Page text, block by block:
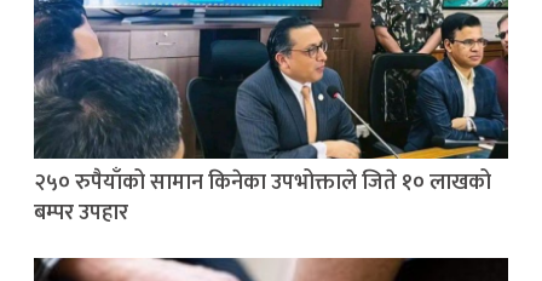
२५० रुपैयाँको सामान किनेका उपभोक्ताले जिते १० लाखको
बम्पर उपहार